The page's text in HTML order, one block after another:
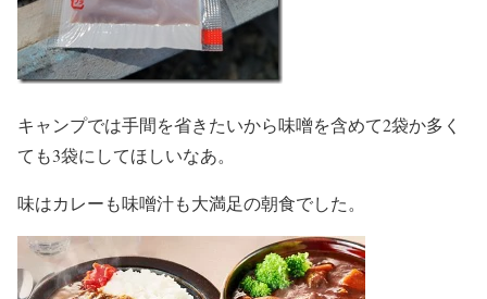
キャンプでは手間を省きたいから味噌を含めて2袋か多く
ても3袋にしてほしいなあ。
味はカレーも味噌汁も大満足の朝食でした。